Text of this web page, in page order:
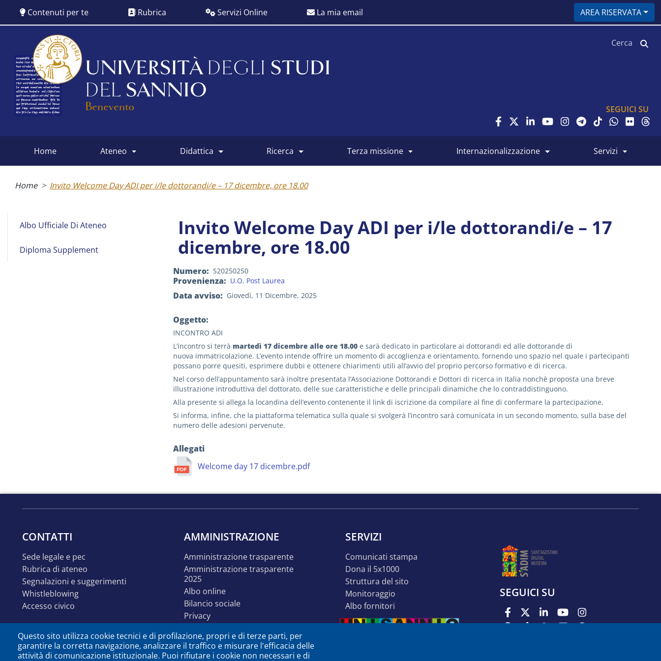
contenuto
Contenuti per te Rubrica Servizi Online La mia email AREA RISERVATA
UNIVERSITÀ DEGLI STUDI
DEL SANNIO
Benevento SEGUICI SU
menu
home ateneo didattica ricerca terza missione internazionalizzazione servizi
Home Invito Welcome Day ADI per i/le dottorandi/e – 17 dicembre, ore 18.00
Albo
Albo Ufficiale Di Ateneo
Diploma Supplement
Invito Welcome Day ADI per i/le dottorandi/e – 17
dicembre, ore 18.00
Numero S20250250
Provenienza U.O. Post Laurea
Data avviso Giovedì, 11 Dicembre, 2025
Oggetto:
INCONTRO ADI
L’incontro si terrà martedì 17 dicembre alle ore 18.00e sarà dedicato in particolare ai dottorandi ed alle dottorande di
nuova immatricolazione. L’evento intende offrire un momento di accoglienza e orientamento, fornendo uno spazio nel quale i partecipanti
possano porre quesiti, esprimere dubbi e ottenere chiarimenti utili all’avvio del proprio percorso formativo e di ricerca.
Nel corso dell’appuntamento sarà inoltre presentata l’Associazione Dottorandi e Dottori di ricerca in Italia nonchè proposta una breve
illustrazione introduttiva del dottorato, delle sue caratteristiche e delle principali dinamiche che lo contraddistinguono.
Alla presente si allega ⁠la locandina dell’evento contenente il link di iscrizione da compilare al fine di confermare la partecipazione.
Si informa, infine, che la piattaforma telematica sulla quale si svolgerà l’incontro sarà comunicata in un secondo momento, sulla base del
numero delle adesioni pervenute.
Allegati
Welcome day 17 dicembre.pdf
CONTATTI
sede legale e pec
rubrica di ateneo
segnalazioni e suggerimenti
whistleblowing
accesso civico
AMMINISTRAZIONE
amministrazione trasparente
amministrazione trasparente
2025
albo online
bilancio sociale
privacy
accessibilità
disabilità o dsa
SERVIZI
comunicati stampa
dona il 5x1000
struttura del sito
monitoraggio
albo fornitori
SEGUICI SU
Questo sito utilizza cookie tecnici e di profilazione, propri e di terze parti, per
garantire la corretta navigazione, analizzare il traffico e misurare l'efficacia delle
attività di comunicazione istituzionale. Puoi rifiutare i cookie non necessari e di